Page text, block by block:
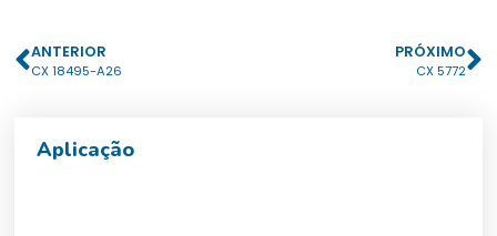
ANTERIOR
CX 18495-A26
PRÓXIMO
CX 5772
Aplicação